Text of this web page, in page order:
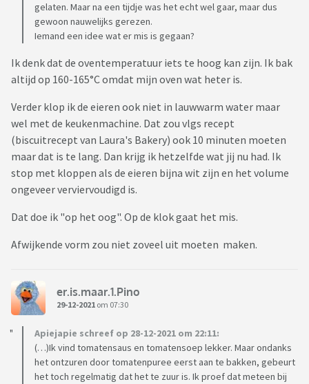
gelaten. Maar na een tijdje was het echt wel gaar, maar dus
gewoon nauwelijks gerezen.
Iemand een idee wat er mis is gegaan?
Ik denk dat de oventemperatuur iets te hoog kan zijn. Ik bak
altijd op 160-165°C omdat mijn oven wat heter is.
Verder klop ik de eieren ook niet in lauwwarm water maar
wel met de keukenmachine. Dat zou vlgs recept
(biscuitrecept van Laura's Bakery) ook 10 minuten moeten
maar dat is te lang. Dan krijg ik hetzelfde wat jij nu had. Ik
stop met kloppen als de eieren bijna wit zijn en het volume
ongeveer verviervoudigd is.
Dat doe ik "op het oog". Op de klok gaat het mis.
Afwijkende vorm zou niet zoveel uit moeten maken.
er.is.maar.1.Pino
29-12-2021 om 07:30
Apiejapie schreef op 28-12-2021 om 22:11:
(…)Ik vind tomatensaus en tomatensoep lekker. Maar ondanks
het ontzuren door tomatenpuree eerst aan te bakken, gebeurt
het toch regelmatig dat het te zuur is. Ik proef dat meteen bij